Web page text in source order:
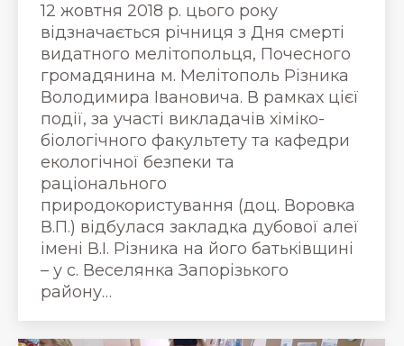
12 жовтня 2018 р. цього року
відзначається річниця з Дня смерті
видатного мелітопольця, Почесного
громадянина м. Мелітополь Різника
Володимира Івановича. В рамках цієї
події, за участі викладачів хіміко-
біологічного факультету та кафедри
екологічної безпеки та
раціонального
природокористування (доц. Воровка
В.П.) відбулася закладка дубової алеї
імені В.І. Різника на його батьківщині
– у с. Веселянка Запорізького
району…